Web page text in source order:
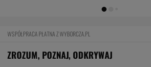
WSPÓŁPRACA PŁATNA Z WYBORCZA.PL
ZROZUM, POZNAJ, ODKRYWAJ